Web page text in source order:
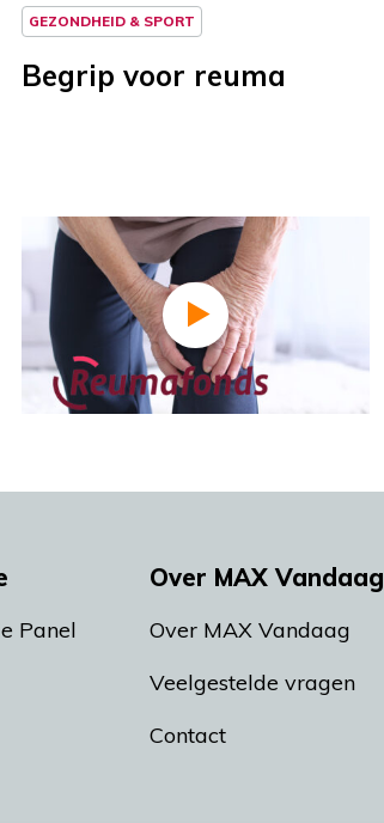
GEZONDHEID & SPORT
Begrip voor reuma
Panel
Over MAX Vandaag
Over MAX Vandaag
Veelgestelde vragen
Contact